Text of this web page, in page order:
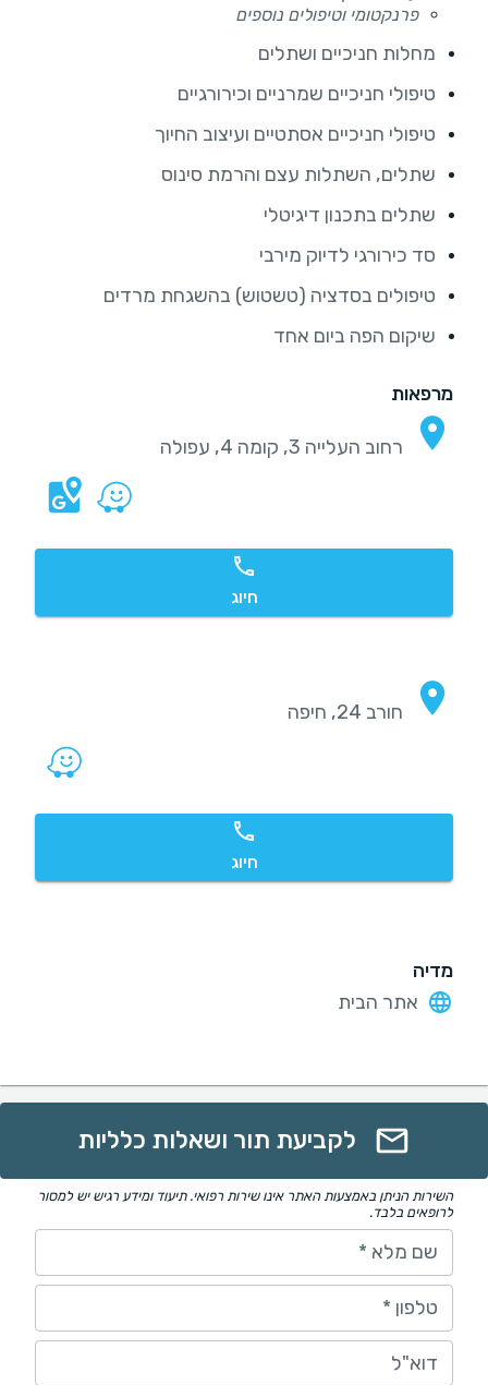
פרנקטומי וטיפולים נוספים
מחלות חניכיים ושתלים
טיפולי חניכיים שמרניים וכירורגיים
טיפולי חניכיים אסתטיים ועיצוב החיוך
שתלים, השתלות עצם והרמת סינוס
שתלים בתכנון דיגיטלי
סד כירורגי לדיוק מירבי
טיפולים בסדציה (טשטוש) בהשגחת מרדים
שיקום הפה ביום אחד
מרפאות
רחוב העלייה 3, קומה 4, עפולה
חיוג
חורב 24, חיפה
חיוג
מדיה
אתר הבית
לקביעת תור ושאלות כלליות
השירות הניתן באמצעות האתר אינו שירות רפואי. תיעוד ומידע רגיש יש למסור
לרופאים בלבד.
שם מלא *
טלפון *
דוא"ל